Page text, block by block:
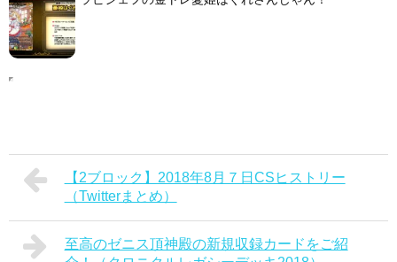
【2ブロック】2018年8月７日CSヒストリー
（Twitterまとめ）
至高のゼニス頂神殿の新規収録カードをご紹